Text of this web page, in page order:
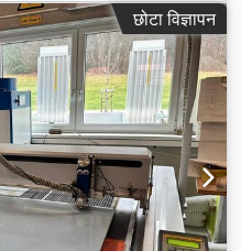
छोटा विज्ञापन